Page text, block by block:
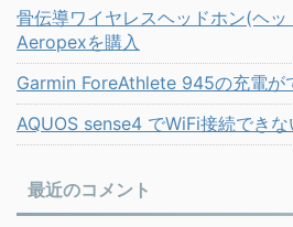
骨伝導ワイヤレスヘッドホン(ヘ
Aeropexを購入
Garmin ForeAthlete 945の充電が
AQUOS sense4 でWiFi接続できな
最近のコメント